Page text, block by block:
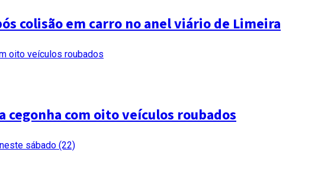
colisão em carro no anel viário de Limeira
cegonha com oito veículos roubados